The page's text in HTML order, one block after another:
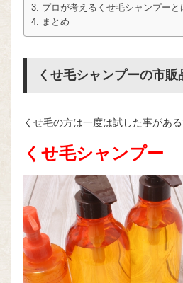
プロが考えるくせ毛シャンプーと
まとめ
くせ毛シャンプーの市販
くせ毛の方は一度は試した事がある
くせ毛シャンプー